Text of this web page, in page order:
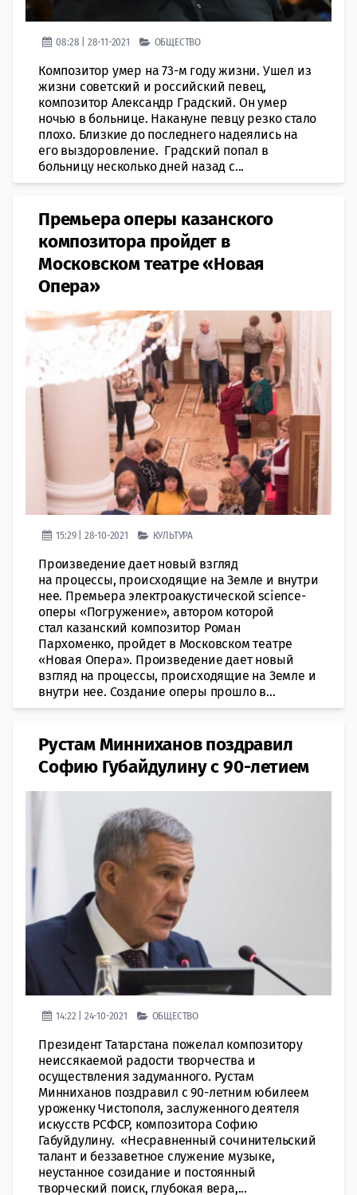
08:28 | 28-11-2021 ОБЩЕСТВО
Композитор умер на 73-м году жизни. Ушел из
жизни советский и российский певец,
композитор Александр Градский. Он умер
ночью в больнице. Накануне певцу резко стало
плохо. Близкие до последнего надеялись на
его выздоровление. Градский попал в
больницу несколько дней назад с...
Премьера оперы казанского
композитора пройдет в
Московском театре «Новая
Опера»
15:29 | 28-10-2021 КУЛЬТУРА
Произведение дает новый взгляд
на процессы, происходящие на Земле и внутри
нее. Премьера электроакустической science-
оперы «Погружение», автором которой
стал казанский композитор Роман
Пархоменко, пройдет в Московском театре
«Новая Опера». Произведение дает новый
взгляд на процессы, происходящие на Земле и
внутри нее. Создание оперы прошло в...
Рустам Минниханов поздравил
Софию Губайдулину с 90-летием
14:22 | 24-10-2021 ОБЩЕСТВО
Президент Татарстана пожелал композитору
неиссякаемой радости творчества и
осуществления задуманного. Рустам
Минниханов поздравил с 90-летним юбилеем
уроженку Чистополя, заслуженного деятеля
искусств РСФСР, композитора Софию
Габуйдулину. «Несравненный сочинительский
талант и беззаветное служение музыке,
неустанное созидание и постоянный
творческий поиск, глубокая вера,...